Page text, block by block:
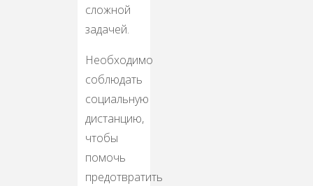
сложной
задачей.
Необходимо
соблюдать
социальную
дистанцию,
чтобы
помочь
предотвратить